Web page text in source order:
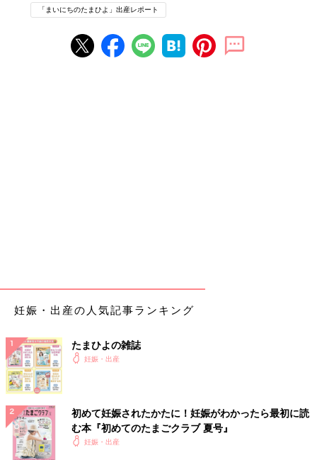
3cm。本来バルーンを入れてから誘発剤投与の予定でしたが、
13:00
子宮口5cm、陣痛間隔3〜4分程度。助産師さんの内診、アホほど
痛くて思わず足を閉じる。
初産でこのペースは早いし、落ち着いていてすごいと褒められて
ホクホクする。
呼吸法と少しストレッチすれば我慢できる痛み。陣痛のタイミン
グで立ち上がって、軽いスクワットとベッドの上で両手両膝をつ
いた姿勢になって腰のストレッチをした。
13:30
「まいにちのたまひよ」出産レポート
妊娠・出産の人気記事ランキング
たまひよの雑誌
妊娠・出産
初めて妊娠されたかたに！妊娠がわかったら最初に読
む本『初めてのたまごクラブ 夏号』
妊娠・出産